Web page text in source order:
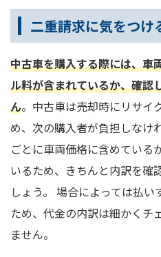
二重請求に気をつけ
中古車を購入する際には、車
ル料が含まれているか、確認
ん。中古車は売却時にリサイ
め、次の購入者が負担しなけ
ごとに車両価格に含めている
いるため、きちんと内訳を確
しょう。 場合によっては払
ため、代金の内訳は細かくチ
ません。